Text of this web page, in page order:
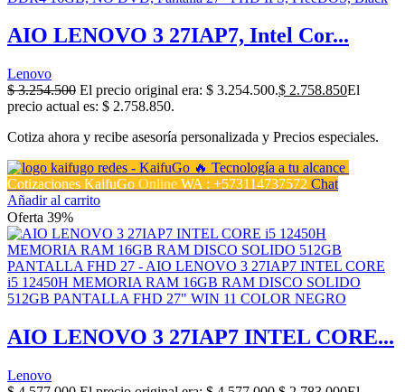
AIO LENOVO 3 27IAP7, Intel Cor...
Lenovo
$3.254.500 El precio original era: $ 3.254.500.$ 2.758.850El
precio actual es: $ 2.758.850.
Cotiza ahora y recibe asesoría personalizada y Precios especiales.
Cotizaciones KaifuGo Online WA : +573114737572 Chat
Añadir al carrito
Oferta 39%
AIO LENOVO 3 27IAP7 INTEL CORE...
Lenovo